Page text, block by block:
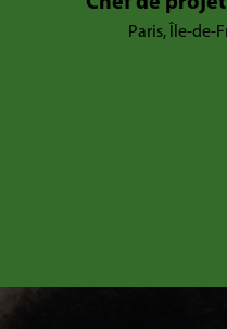
Paris, Île-de-